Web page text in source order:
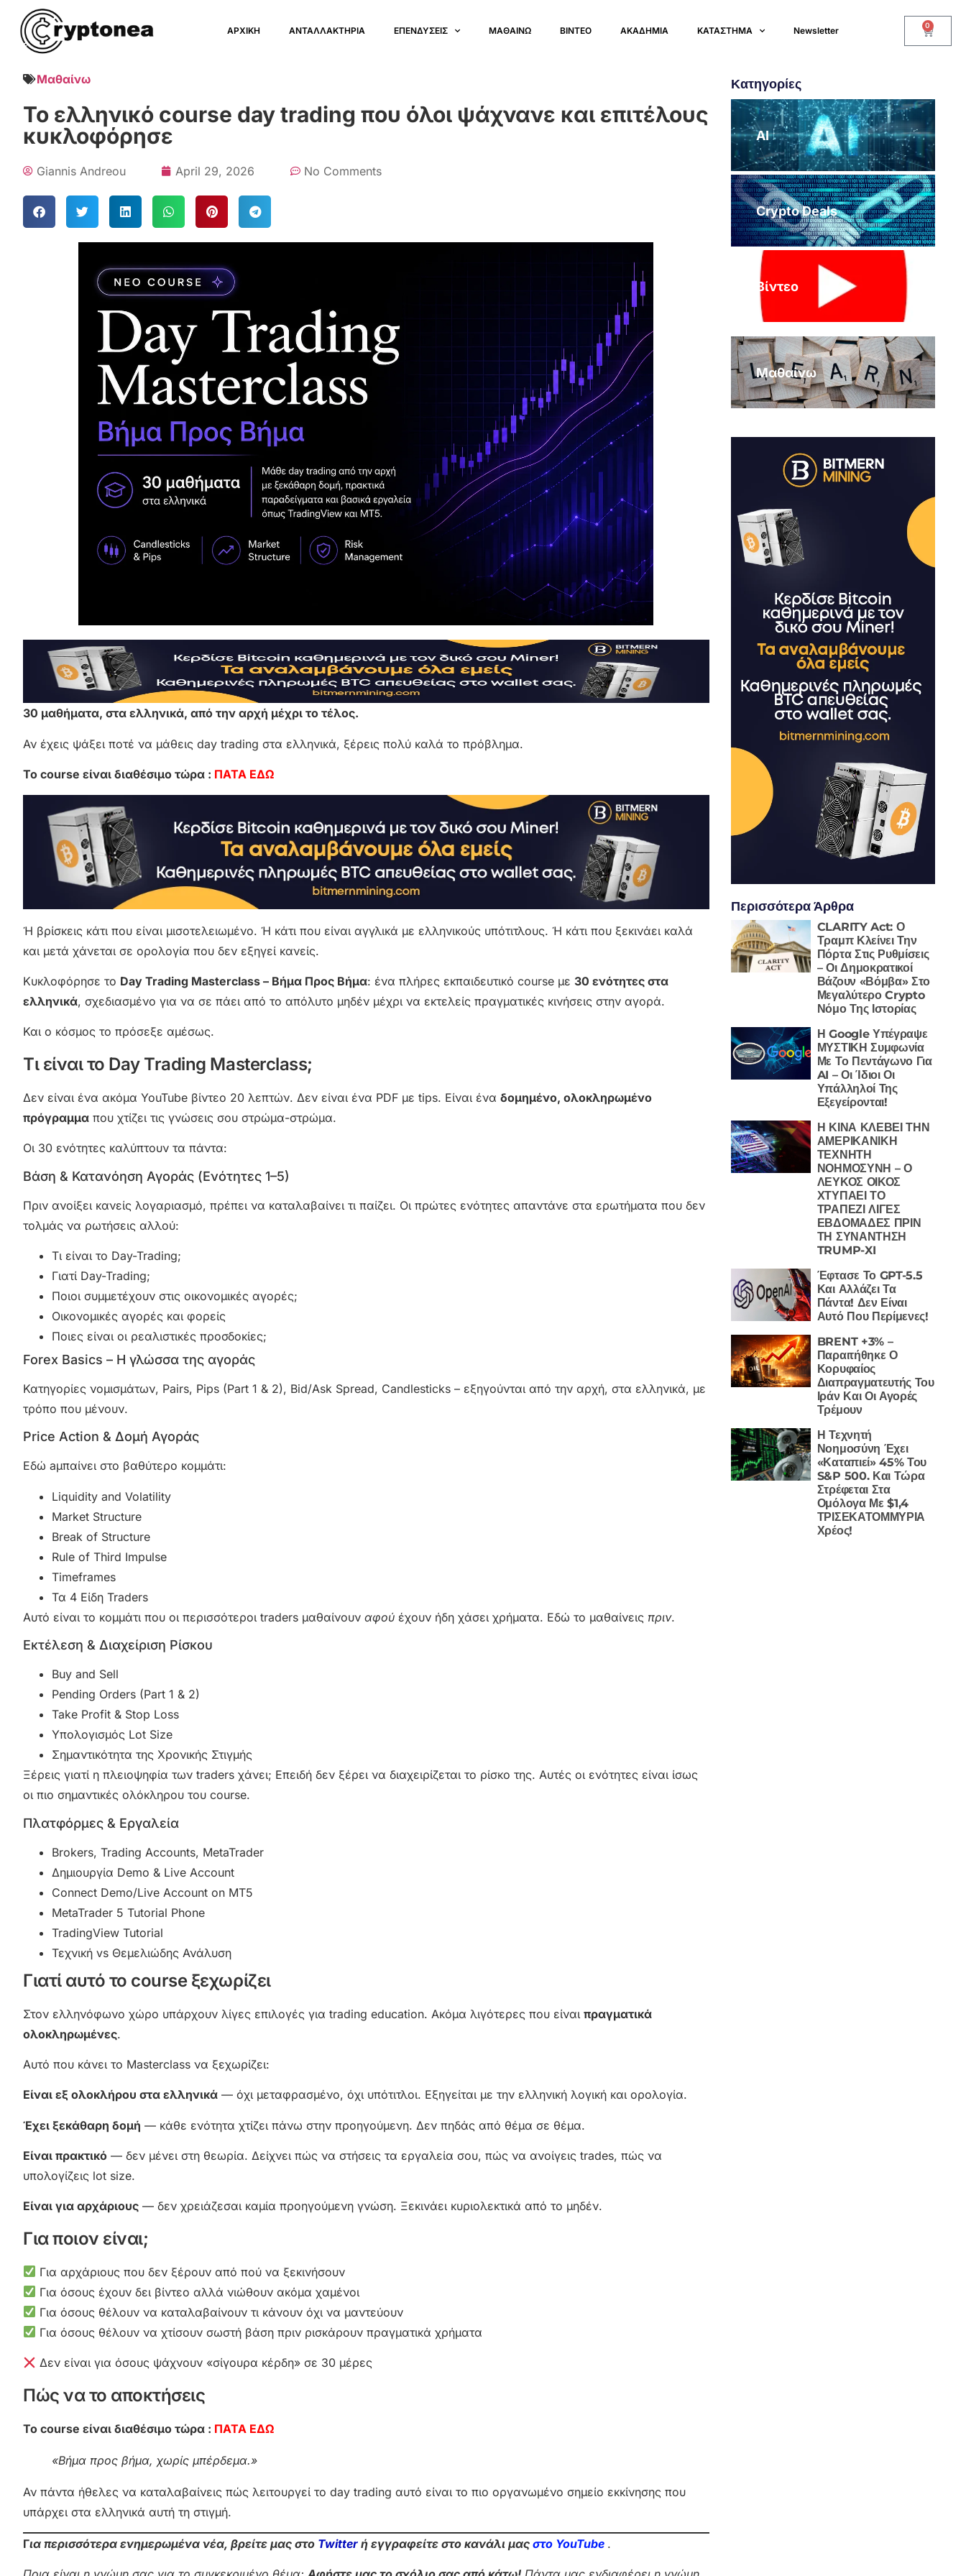
ΑΡΧΙΚΗ ΑΝΤΑΛΛΑΚΤΗΡΙΑ ΕΠΕΝΔΥΣΕΙΣ ΜΑΘΑΙΝΩ ΒΙΝΤΕΟ ΑΚΑΔΗΜΙΑ ΚΑΤΑΣΤΗΜΑ Newsletter 0
Μαθαίνω
Το ελληνικό course day trading που όλοι ψάχνανε και επιτέλους
κυκλοφόρησε
Giannis Andreou April 29, 2026 No Comments
30 μαθήματα, στα ελληνικά, από την αρχή μέχρι το τέλος.
Αν έχεις ψάξει ποτέ να μάθεις day trading στα ελληνικά, ξέρεις πολύ καλά το πρόβλημα.
Το course είναι διαθέσιμο τώρα : ΠΑΤΑ ΕΔΩ
Ή βρίσκεις κάτι που είναι μισοτελειωμένο. Ή κάτι που είναι αγγλικά με ελληνικούς υπότιτλους. Ή κάτι που ξεκινάει καλά
και μετά χάνεται σε ορολογία που δεν εξηγεί κανείς.
Κυκλοφόρησε το Day Trading Masterclass – Βήμα Προς Βήμα: ένα πλήρες εκπαιδευτικό course με 30 ενότητες στα
ελληνικά, σχεδιασμένο για να σε πάει από το απόλυτο μηδέν μέχρι να εκτελείς πραγματικές κινήσεις στην αγορά.
Και ο κόσμος το πρόσεξε αμέσως.
Τι είναι το Day Trading Masterclass;
Δεν είναι ένα ακόμα YouTube βίντεο 20 λεπτών. Δεν είναι ένα PDF με tips. Είναι ένα δομημένο, ολοκληρωμένο
πρόγραμμα που χτίζει τις γνώσεις σου στρώμα-στρώμα.
Οι 30 ενότητες καλύπτουν τα πάντα:
Βάση & Κατανόηση Αγοράς (Ενότητες 1–5)
Πριν ανοίξει κανείς λογαριασμό, πρέπει να καταλαβαίνει τι παίζει. Οι πρώτες ενότητες απαντάνε στα ερωτήματα που δεν
τολμάς να ρωτήσεις αλλού:
Τι είναι το Day-Trading;
Γιατί Day-Trading;
Ποιοι συμμετέχουν στις οικονομικές αγορές;
Οικονομικές αγορές και φορείς
Ποιες είναι οι ρεαλιστικές προσδοκίες;
Forex Basics – Η γλώσσα της αγοράς
Κατηγορίες νομισμάτων, Pairs, Pips (Part 1 & 2), Bid/Ask Spread, Candlesticks – εξηγούνται από την αρχή, στα ελληνικά, με
τρόπο που μένουν.
Price Action & Δομή Αγοράς
Εδώ aμπαίνει στο βαθύτερο κομμάτι:
Liquidity and Volatility
Market Structure
Break of Structure
Rule of Third Impulse
Timeframes
Τα 4 Είδη Traders
Αυτό είναι το κομμάτι που οι περισσότεροι traders μαθαίνουν αφού έχουν ήδη χάσει χρήματα. Εδώ το μαθαίνεις πριν.
Εκτέλεση & Διαχείριση Ρίσκου
Buy and Sell
Pending Orders (Part 1 & 2)
Take Profit & Stop Loss
Υπολογισμός Lot Size
Σημαντικότητα της Χρονικής Στιγμής
Ξέρεις γιατί η πλειοψηφία των traders χάνει; Επειδή δεν ξέρει να διαχειρίζεται το ρίσκο της. Αυτές οι ενότητες είναι ίσως
οι πιο σημαντικές ολόκληρου του course.
Πλατφόρμες & Εργαλεία
Brokers, Trading Accounts, MetaTrader
Δημιουργία Demo & Live Account
Connect Demo/Live Account on MT5
MetaTrader 5 Tutorial Phone
TradingView Tutorial
Τεχνική vs Θεμελιώδης Ανάλυση
Γιατί αυτό το course ξεχωρίζει
Στον ελληνόφωνο χώρο υπάρχουν λίγες επιλογές για trading education. Ακόμα λιγότερες που είναι πραγματικά
ολοκληρωμένες.
Αυτό που κάνει το Masterclass να ξεχωρίζει:
Είναι εξ ολοκλήρου στα ελληνικά — όχι μεταφρασμένο, όχι υπότιτλοι. Εξηγείται με την ελληνική λογική και ορολογία.
Έχει ξεκάθαρη δομή — κάθε ενότητα χτίζει πάνω στην προηγούμενη. Δεν πηδάς από θέμα σε θέμα.
Είναι πρακτικό — δεν μένει στη θεωρία. Δείχνει πώς να στήσεις τα εργαλεία σου, πώς να ανοίγεις trades, πώς να
υπολογίζεις lot size.
Είναι για αρχάριους — δεν χρειάζεσαι καμία προηγούμενη γνώση. Ξεκινάει κυριολεκτικά από το μηδέν.
Για ποιον είναι;
Για αρχάριους που δεν ξέρουν από πού να ξεκινήσουν
Για όσους έχουν δει βίντεο αλλά νιώθουν ακόμα χαμένοι
Για όσους θέλουν να καταλαβαίνουν τι κάνουν όχι να μαντεύουν
Για όσους θέλουν να χτίσουν σωστή βάση πριν ρισκάρουν πραγματικά χρήματα
Δεν είναι για όσους ψάχνουν «σίγουρα κέρδη» σε 30 μέρες
Πώς να το αποκτήσεις
Το course είναι διαθέσιμο τώρα : ΠΑΤΑ ΕΔΩ
«Βήμα προς βήμα, χωρίς μπέρδεμα.»
Αν πάντα ήθελες να καταλαβαίνεις πώς λειτουργεί το day trading αυτό είναι το πιο οργανωμένο σημείο εκκίνησης που
υπάρχει στα ελληνικά αυτή τη στιγμή.
Για περισσότερα ενημερωμένα νέα, βρείτε μας στο Twitter ή εγγραφείτε στο κανάλι μας στο YouTube .
Κατηγορίες
AI
Crypto Deals
Βίντεο
Μαθαίνω
Περισσότερα Άρθρα
CLARITY Act: Ο
Τραμπ Κλείνει Την
Πόρτα Στις Ρυθμίσεις
– Οι Δημοκρατικοί
Βάζουν «Βόμβα» Στο
Μεγαλύτερο Crypto
Νόμο Της Ιστορίας
Η Google Υπέγραψε
ΜΥΣΤΙΚΗ Συμφωνία
Με Το Πεντάγωνο Για
AI – Οι Ίδιοι Οι
Υπάλληλοί Της
Εξεγείρονται!
Η ΚΙΝΑ ΚΛΕΒΕΙ ΤΗΝ
ΑΜΕΡΙΚΑΝΙΚΗ
ΤΕΧΝΗΤΗ
ΝΟΗΜΟΣΥΝΗ – Ο
ΛΕΥΚΟΣ ΟΙΚΟΣ
ΧΤΥΠΑΕΙ ΤΟ
ΤΡΑΠΕΖΙ ΛΙΓΕΣ
ΕΒΔΟΜΑΔΕΣ ΠΡΙΝ
ΤΗ ΣΥΝΑΝΤΗΣΗ
TRUMP-XI
Έφτασε Το GPT-5.5
Και Αλλάζει Τα
Πάντα! Δεν Είναι
Αυτό Που Περίμενες!
BRENT +3% –
Παραιτήθηκε Ο
Κορυφαίος
Διαπραγματευτής Του
Ιράν Και Οι Αγορές
Τρέμουν
Η Τεχνητή
Νοημοσύνη Έχει
«Καταπιεί» 45% Του
S&P 500. Και Τώρα
Στρέφεται Στα
Ομόλογα Με $1,4
ΤΡΙΣΕΚΑΤΟΜΜΥΡΙΑ
Χρέος!